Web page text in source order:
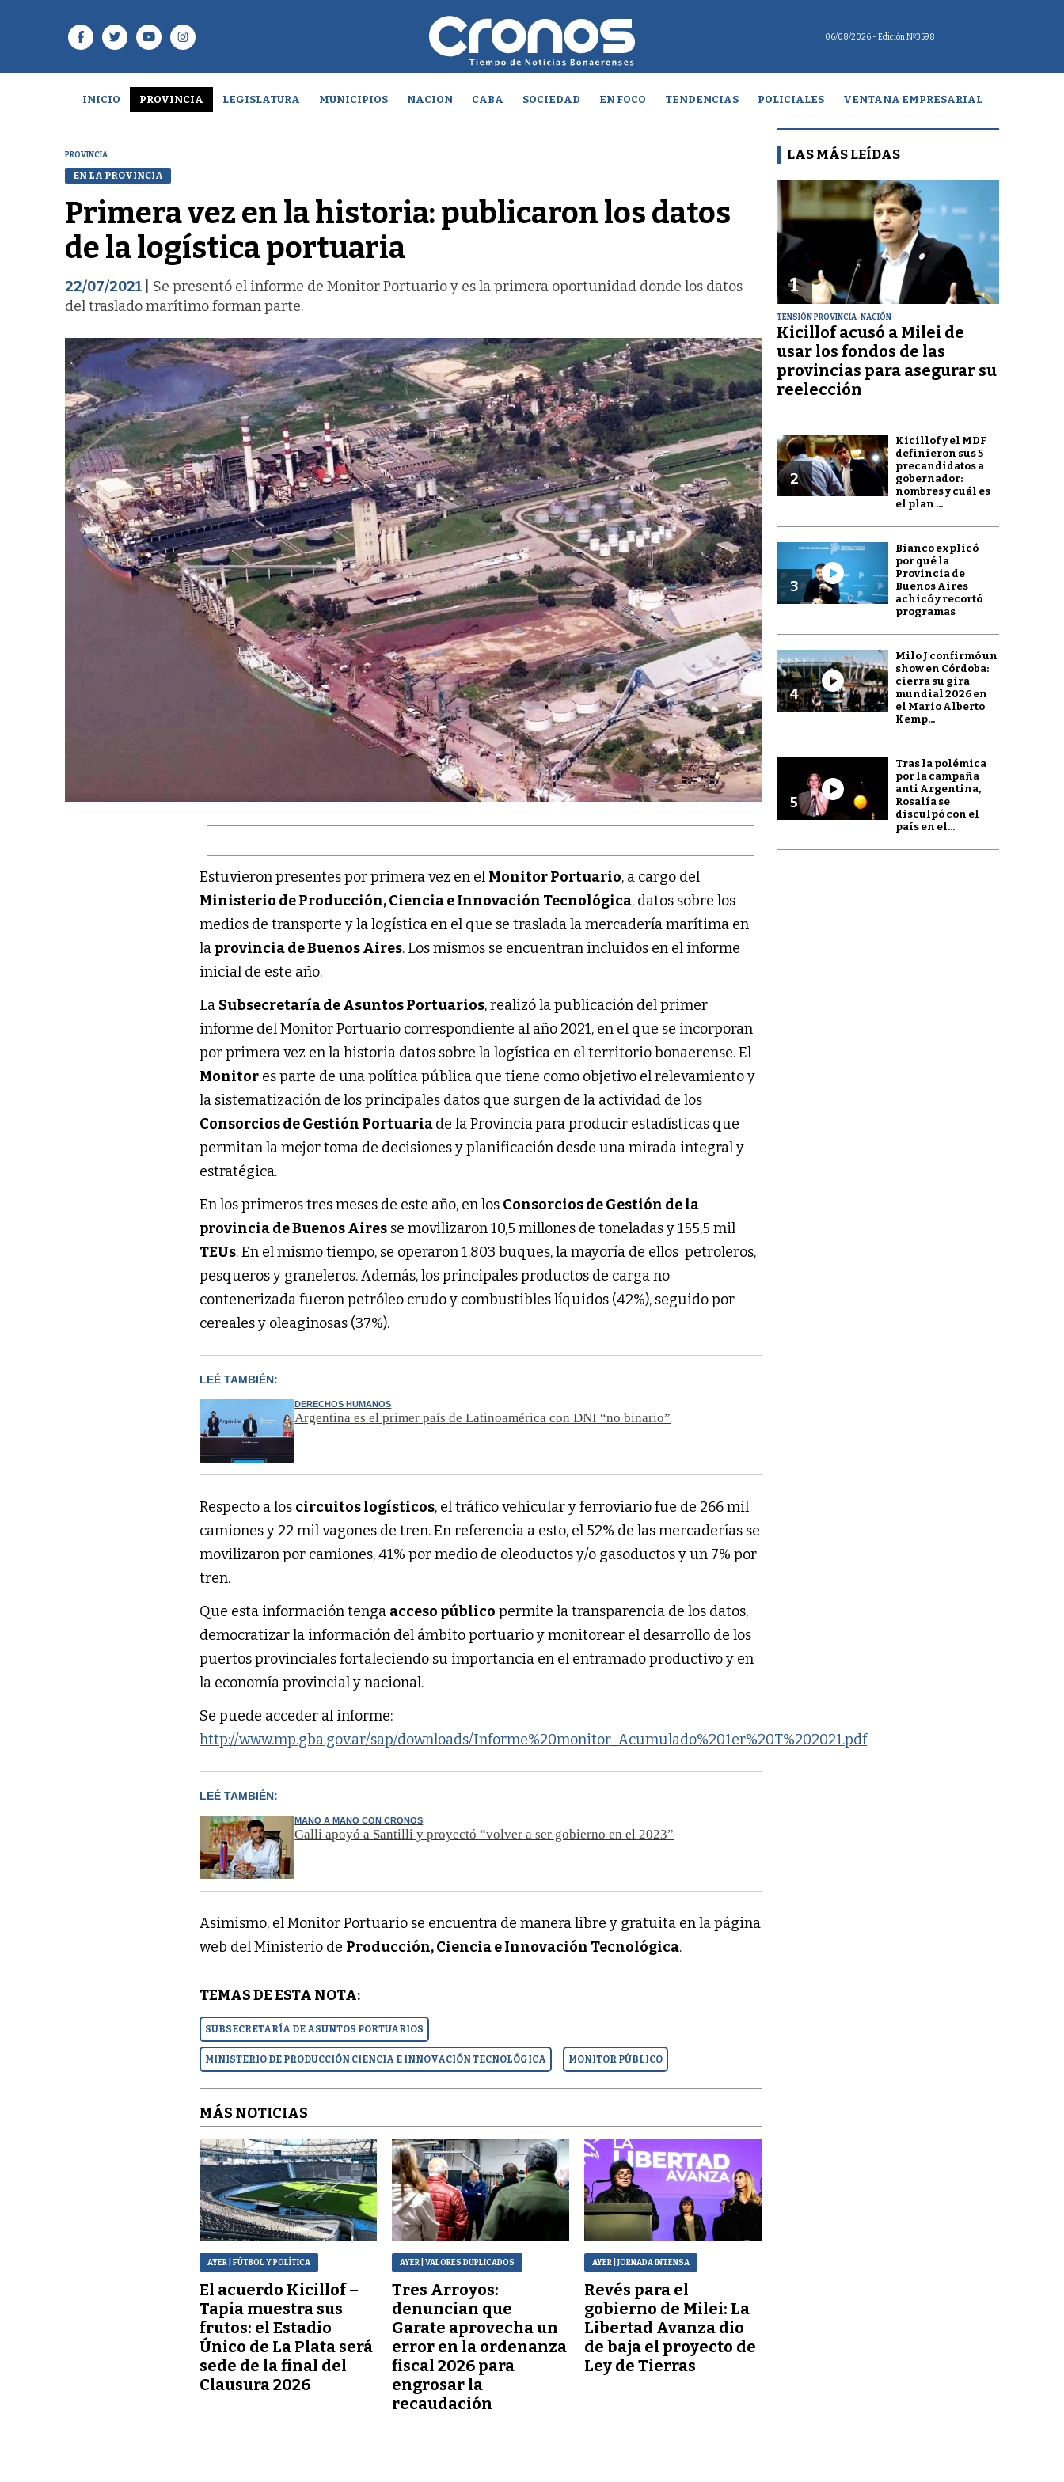
06/08/2026 - Edición Nº3598
INICIO PROVINCIA LEGISLATURA MUNICIPIOS NACION CABA SOCIEDAD EN FOCO TENDENCIAS POLICIALES VENTANA EMPRESARIAL
PROVINCIA
EN LA PROVINCIA
Primera vez en la historia: publicaron los datos
de la logística portuaria
22/07/2021 | Se presentó el informe de Monitor Portuario y es la primera oportunidad donde los datos
del traslado marítimo forman parte.
Estuvieron presentes por primera vez en el Monitor Portuario, a cargo del
Ministerio de Producción, Ciencia e Innovación Tecnológica, datos sobre los
medios de transporte y la logística en el que se traslada la mercadería marítima en
la provincia de Buenos Aires. Los mismos se encuentran incluidos en el informe
inicial de este año.
La Subsecretaría de Asuntos Portuarios, realizó la publicación del primer
informe del Monitor Portuario correspondiente al año 2021, en el que se incorporan
por primera vez en la historia datos sobre la logística en el territorio bonaerense. El
Monitor es parte de una política pública que tiene como objetivo el relevamiento y
la sistematización de los principales datos que surgen de la actividad de los
Consorcios de Gestión Portuariade la Provinciapara producir estadísticas que
permitan la mejor toma de decisiones y planificación desde una mirada integral y
estratégica.
En los primeros tres meses de este año, en los Consorcios de Gestión de la
provincia de Buenos Aires se movilizaron 10,5 millones de toneladas y 155,5 mil
TEUs. En el mismo tiempo, se operaron 1.803 buques, la mayoría de ellos petroleros,
pesqueros y graneleros. Además, los principales productos de carga no
contenerizada fueron petróleo crudo y combustibles líquidos (42%), seguido por
cereales y oleaginosas (37%).
LEÉ TAMBIÉN:
DERECHOS HUMANOS
Argentina es el primer país de Latinoamérica con DNI “no binario”
Respecto a los circuitos logísticos, el tráfico vehicular y ferroviario fue de 266 mil
camiones y 22 mil vagones de tren. En referencia a esto, el 52% de las mercaderías se
movilizaron por camiones, 41% por medio de oleoductos y/o gasoductos y un 7% por
tren.
Que esta información tenga acceso público permite la transparencia de los datos,
democratizar la información del ámbito portuario y monitorear el desarrollo de los
puertos provinciales fortaleciendo su importancia en el entramado productivo y en
la economía provincial y nacional.
Se puede acceder al informe:
http://www.mp.gba.gov.ar/sap/downloads/Informe%20monitor_Acumulado%201er%20T%202021.pdf
LEÉ TAMBIÉN:
MANO A MANO CON CRONOS
Galli apoyó a Santilli y proyectó “volver a ser gobierno en el 2023”
Asimismo, el Monitor Portuario se encuentra de manera libre y gratuita en la página
web del Ministerio de Producción, Ciencia e Innovación Tecnológica.
TEMAS DE ESTA NOTA:
SUBSECRETARÍA DE ASUNTOS PORTUARIOS
MINISTERIO DE PRODUCCIÓN CIENCIA E INNOVACIÓN TECNOLÓGICA MONITOR PÚBLICO
MÁS NOTICIAS
AYER | FÚTBOL Y POLÍTICA
El acuerdo Kicillof –
Tapia muestra sus
frutos: el Estadio
Único de La Plata será
sede de la final del
Clausura 2026
AYER | VALORES DUPLICADOS
Tres Arroyos:
denuncian que
Garate aprovecha un
error en la ordenanza
fiscal 2026 para
engrosar la
recaudación
AYER | JORNADA INTENSA
Revés para el
gobierno de Milei: La
Libertad Avanza dio
de baja el proyecto de
Ley de Tierras
LAS MÁS LEÍDAS
1
TENSIÓN PROVINCIA-NACIÓN
Kicillof acusó a Milei de
usar los fondos de las
provincias para asegurar su
reelección
2
Kicillof y el MDF
definieron sus 5
precandidatos a
gobernador:
nombres y cuál es
el plan ...
3
Bianco explicó
por qué la
Provincia de
Buenos Aires
achicó y recortó
programas
4
Milo J confirmó un
show en Córdoba:
cierra su gira
mundial 2026 en
el Mario Alberto
Kemp...
5
Tras la polémica
por la campaña
anti Argentina,
Rosalía se
disculpó con el
país en el...